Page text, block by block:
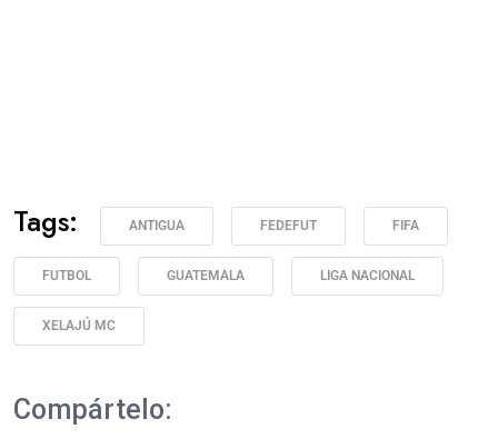
Tags: ANTIGUA FEDEFUT FIFA
FUTBOL GUATEMALA LIGA NACIONAL
XELAJÚ MC
Compártelo: